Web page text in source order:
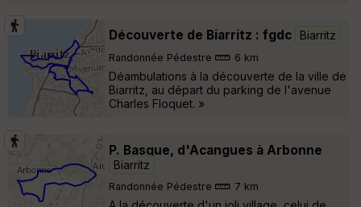
Découverte de Biarritz : fgdc Biarritz
Randonnée Pédestre 6 km
Déambulations à la découverte de la ville de
Biarritz, au départ du parking de l'avenue
Charles Floquet. »
P. Basque, d'Acangues à Arbonne
Biarritz
Randonnée Pédestre 7 km